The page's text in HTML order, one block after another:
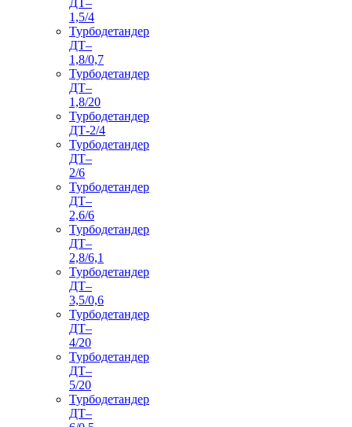
ДТ–
1,5/4
Турбодетандер
ДТ–
1,8/0,7
Турбодетандер
ДТ–
1,8/20
Турбодетандер
ДТ-2/4
Турбодетандер
ДТ–
2/6
Турбодетандер
ДТ–
2,6/6
Турбодетандер
ДТ–
2,8/6,1
Турбодетандер
ДТ–
3,5/0,6
Турбодетандер
ДТ–
4/20
Турбодетандер
ДТ–
5/20
Турбодетандер
ДТ–